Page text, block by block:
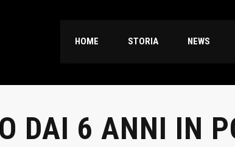
HOME STORIA NEWS
DAI 6 ANNI IN